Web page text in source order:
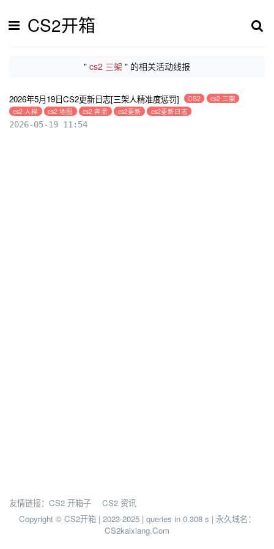
CS2开箱
" cs2 三架 " 的相关活动线报
2026年5月19日CS2更新日志[三架人精准度惩罚] CS2
cs2 三架
cs2 人梯
cs2 地图 cs2 奔溃 cs2更新 cs2更新日志
2026-05-19 11:54
友情链接： CS2 开箱子
CS2 资讯
Copyright © CS2开箱 | 2023-2025 | queries in 0.308 s | 永久域名：
CS2kaixiang.Com